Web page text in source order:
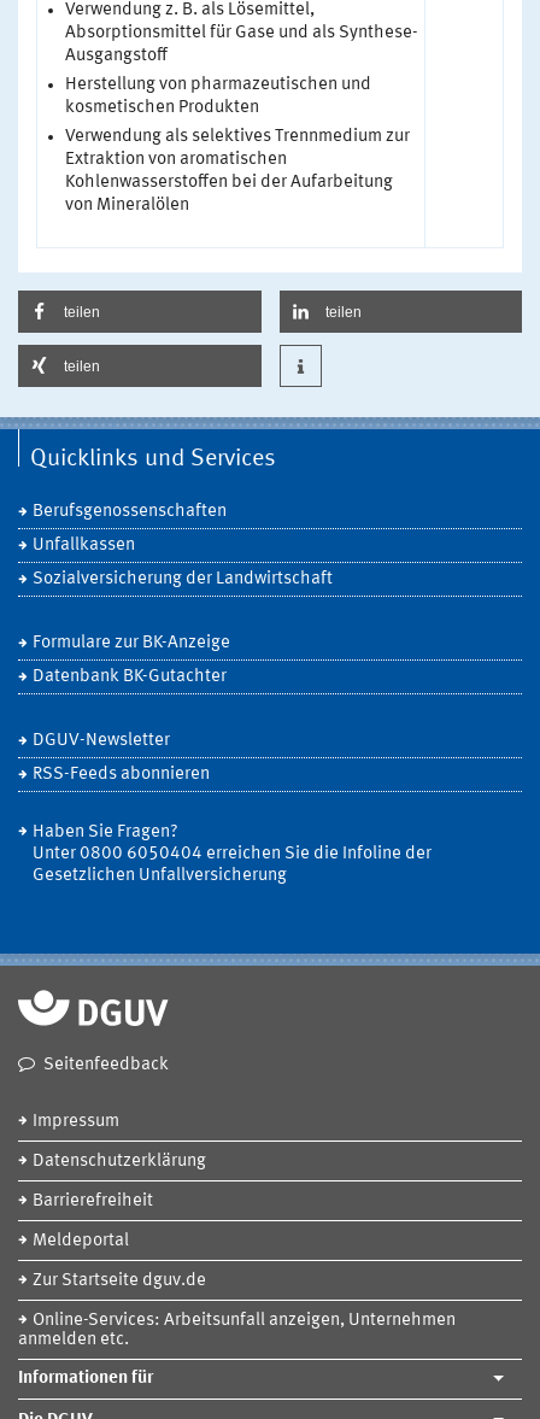
Verwendung z. B. als Lösemittel,
Absorptionsmittel für Gase und als Synthese-
Ausgangstoff
Herstellung von pharmazeutischen und
kosmetischen Produkten
Verwendung als selektives Trennmedium zur
Extraktion von aromatischen
Kohlenwasserstoffen bei der Aufarbeitung
von Mineralölen
teilen teilen
teilen
Quicklinks und Services
Berufsgenossenschaften
Unfallkassen
Sozialversicherung der Landwirtschaft
Formulare zur BK-Anzeige
Datenbank BK-Gutachter
DGUV-Newsletter
RSS-Feeds abonnieren
Haben Sie Fragen?
Unter 0800 6050404 erreichen Sie die Infoline der
Gesetzlichen Unfallversicherung
Seitenfeedback
Impressum
Datenschutzerklärung
Barrierefreiheit
Meldeportal
Zur Startseite dguv.de
Online-Services: Arbeitsunfall anzeigen, Unternehmen
anmelden etc.
Informationen für